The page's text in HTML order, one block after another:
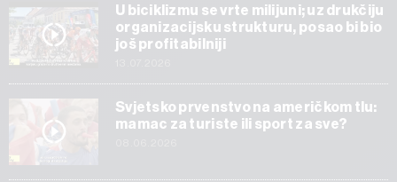
U biciklizmu se vrte milijuni; uz drukčiju
organizacijsku strukturu, posao bi bio
još profitabilniji
Svjetsko prvenstvo na američkom tlu:
mamac za turiste ili sport za sve?